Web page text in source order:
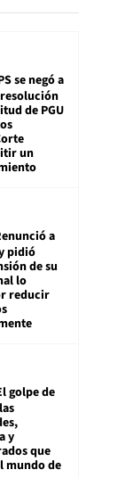
se negó a
de PGU
un
a
pidió
de su
lo
reducir
golpe de
y
que
mundo de